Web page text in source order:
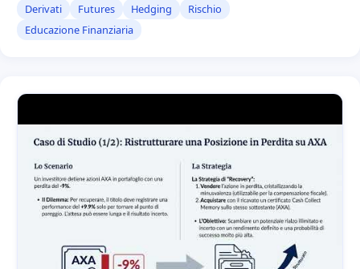
Derivati Futures Hedging
Rischio
Educazione Finanziaria